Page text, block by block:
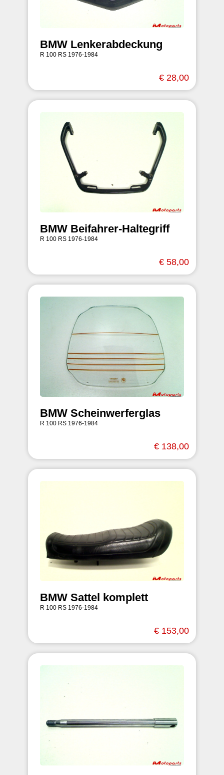
BMW Lenkerabdeckung
R 100 RS 1976-1984
€ 28,00
BMW Beifahrer-Haltegriff
R 100 RS 1976-1984
€ 58,00
BMW Scheinwerferglas
R 100 RS 1976-1984
€ 138,00
BMW Sattel komplett
R 100 RS 1976-1984
€ 153,00